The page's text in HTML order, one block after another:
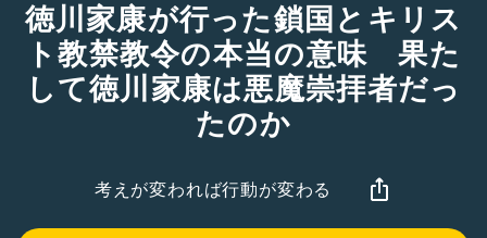
徳川家康が行った鎖国とキリス
ト教禁教令の本当の意味 果た
して徳川家康は悪魔崇拝者だっ
たのか
考えが変われば行動が変わる